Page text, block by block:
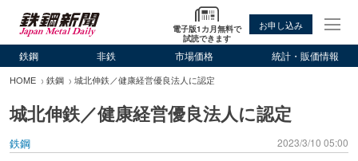
電子版1カ月無料で
試読できます
お申し込み
鉄鋼 非鉄 市場価格 統計・販価情報
HOME 鉄鋼 城北伸鉄／健康経営優良法人に認定
城北伸鉄／健康経営優良法人に認定
鉄鋼 2023/3/10 05:00